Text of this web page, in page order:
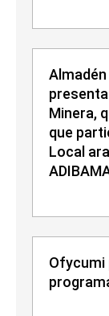
Almadén
Minera,
que
Local
Ofycumi